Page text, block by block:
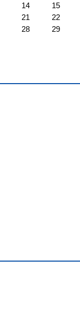
14
15
21
22
28
29